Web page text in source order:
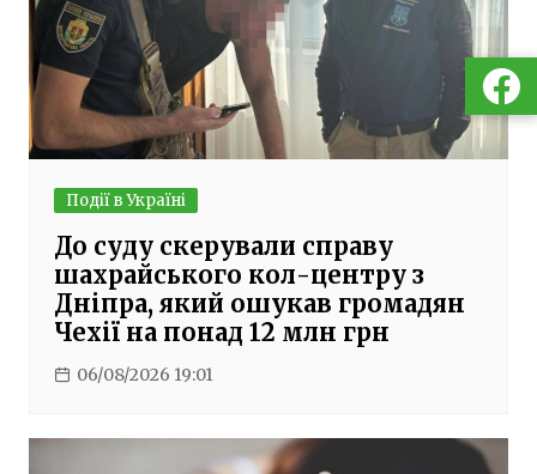
Події в Україні
До суду скерували справу
шахрайського кол-центру з
Дніпра, який ошукав громадян
Чехії на понад 12 млн грн
06/08/2026 19:01